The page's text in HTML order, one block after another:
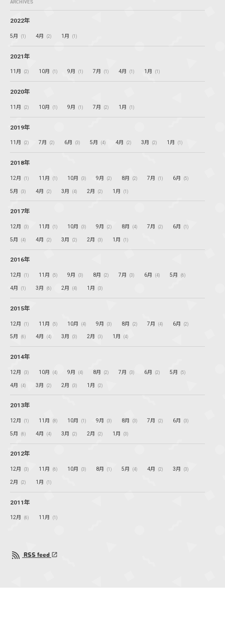
ARCHIVES
2022年
5月 (1) 4月 (2) 1月 (1)
2021年
11月 (2) 10月 (1) 9月 (1) 7月 (1) 4月 (1) 1月 (1)
2020年
11月 (2) 10月 (1) 9月 (1) 7月 (2) 1月 (1)
2019年
11月 (2) 7月 (2) 6月 (3) 5月 (4) 4月 (2) 3月 (2) 1月 (1)
2018年
12月 (1) 11月 (1) 10月 (3) 9月 (2) 8月 (2) 7月 (1) 6月 (5)
5月 (3) 4月 (2) 3月 (4) 2月 (2) 1月 (1)
2017年
12月 (3) 11月 (1) 10月 (3) 9月 (2) 8月 (4) 7月 (2) 6月 (1)
5月 (4) 4月 (2) 3月 (2) 2月 (3) 1月 (1)
2016年
12月 (1) 11月 (5) 9月 (3) 8月 (2) 7月 (3) 6月 (4) 5月 (6)
4月 (1) 3月 (6) 2月 (4) 1月 (3)
2015年
12月 (1) 11月 (5) 10月 (4) 9月 (3) 8月 (2) 7月 (4) 6月 (2)
5月 (6) 4月 (4) 3月 (3) 2月 (3) 1月 (4)
2014年
12月 (3) 10月 (4) 9月 (4) 8月 (2) 7月 (3) 6月 (2) 5月 (5)
4月 (4) 3月 (2) 2月 (3) 1月 (2)
2013年
12月 (1) 11月 (8) 10月 (1) 9月 (3) 8月 (3) 7月 (2) 6月 (3)
5月 (6) 4月 (4) 3月 (2) 2月 (2) 1月 (3)
2012年
12月 (3) 11月 (6) 10月 (3) 8月 (1) 5月 (4) 4月 (2) 3月 (3)
2月 (2) 1月 (1)
2011年
12月 (6) 11月 (1)
RSS feed